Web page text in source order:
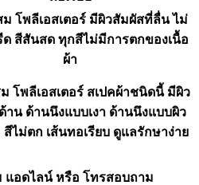
ม โพลีเอสเตอร์ มีผิวสัมผัสที่ลื่น ไม่
ด สีสันสด ทุกสีไม่มีการตกของเนื้อ
ผ้า
โพลีเอสเตอร์ สเปคผ้าชนิดนี้ มีผิว
าน ด้านนึงแบบเงา ด้านนึงแบบผิว
ไม่ตก เส้นทอเรียบ ดูแลรักษาง่าย
แอดไลน์ หรือ โทรสอบถาม